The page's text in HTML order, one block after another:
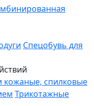
Спецобувь для
кожаные, спилковые
Трикотажные